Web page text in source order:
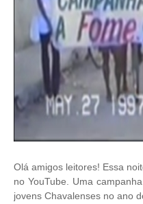
Olá amigos leitores! Essa
no YouTube. Uma
jovens Chavalenses no ano